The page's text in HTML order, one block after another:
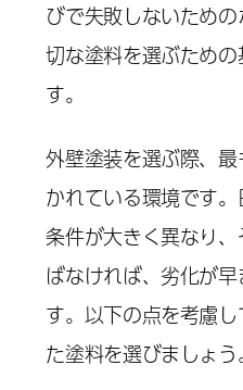
びで失敗しないため
切な塗料を選ぶため
す。
外壁塗装を選ぶ際、
かれている環境です
条件が大きく異なり
ばなければ、劣化が
す。以下の点を考慮
た塗料を選びましょう